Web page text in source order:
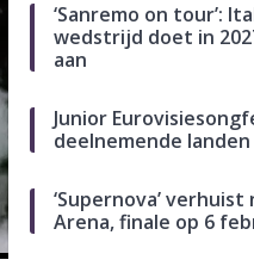
‘Sanremo on tour’:
wedstrijd doet in
aan
Junior
deelnemende landen
‘Supernova’ verhuist
Arena, finale op 6